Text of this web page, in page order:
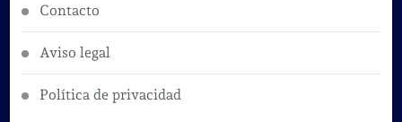
Contacto
Aviso legal
Política de privacidad